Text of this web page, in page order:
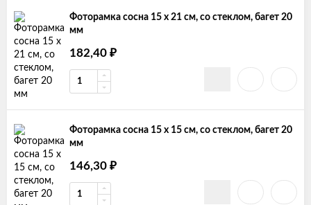
Фоторамка сосна 15 х 21 см, со стеклом, багет 20
мм
182,40 ₽
Фоторамка сосна 15 х 15 см, со стеклом, багет 20
мм
146,30 ₽